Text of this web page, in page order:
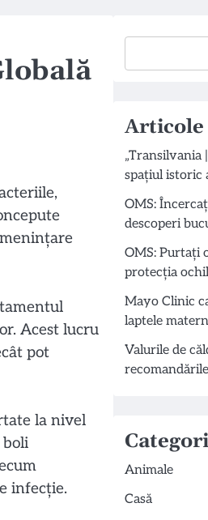
Acest lucru
pot
la nivel
infecție.
Articole
„Transilvania
spațiul istoric
OMS:
descoperi
OMS: Purtați
protecția
Mayo Clinic
laptele matern
Valurile de
Animale
Casă